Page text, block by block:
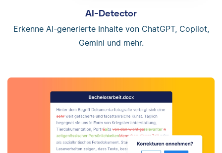
AI-Detector
Erkenne AI-generierte Inhalte von ChatGPT, Copilot,
Gemini und mehr.